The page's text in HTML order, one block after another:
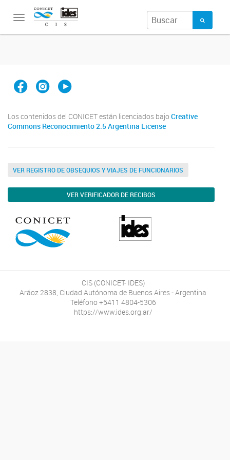
Toggle
Facebook
Instagram
YouTube
Los contenidos del CONICET están licenciados bajo Creative
Commons Reconocimiento 2.5 Argentina License
VER REGISTRO DE OBSEQUIOS Y VIAJES DE FUNCIONARIOS
VER VERIFICADOR DE RECIBOS
CIS (CONICET- IDES)
Aráoz 2838, Ciudad Autónoma de Buenos Aires - Argentina
Teléfono +5411 4804-5306
https://www.ides.org.ar/